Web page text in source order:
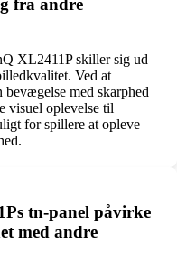
fra andre
XL2411P skiller sig ud
Ved at
med skarphed
visuel oplevelse til
for spillere at opleve
tn-panel påvirke
med andre